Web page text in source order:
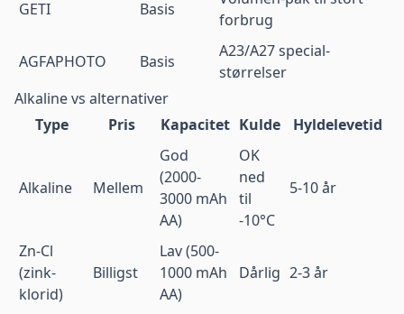
GETI Basis
forbrug
AGFAPHOTO Basis
A23/A27 special-
størrelser
Alkaline vs alternativer
Type
Pris Kapacitet Kulde Hyldelevetid
Alkaline Mellem
God
(2000-
3000 mAh
AA)
OK
ned
til
-10°C
5-10 år
Zn-Cl
(zink-
klorid)
Billigst
Lav (500-
1000 mAh
AA)
Dårlig 2-3 år